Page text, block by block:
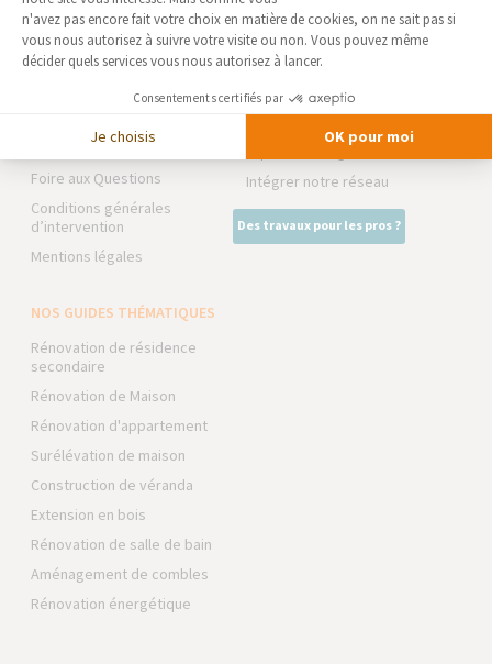
Actualités
Notre charte qualité
Devenir franchisé
Foire aux Questions
Conditions générales
d’intervention
Mentions légales
RÉNOVATION INTÉRIEURE
TRAVAUX EXTÉRIEURS
NOS PARTENAIRES
Expert Bricolage
Intégrer notre réseau
Des travaux pour les pros ?
NOS GUIDES THÉMATIQUES
Rénovation de résidence
secondaire
Rénovation de Maison
Rénovation d'appartement
Surélévation de maison
Construction de véranda
Extension en bois
Rénovation de salle de bain
Aménagement de combles
Rénovation énergétique
n'avez pas encore fait votre choix en matière de cookies, on ne sait pas si
vous nous autorisez à suivre votre visite ou non. Vous pouvez même
décider quels services vous nous autorisez à lancer.
Consentements certifiés par
Je choisis OK pour moi
Axeptio consent